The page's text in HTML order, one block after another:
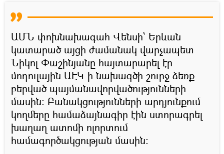
ԱՄՆ փոխնախագահ Վենսի՝ Երևան
կատարած այցի ժամանակ վարչապետ
Նիկոլ Փաշինյանը հայտարարել էր
մոդուլային ԱԷԿ-ի նախագծի շուրջ ձեռք
բերված պայմանավորվածությունների
մասին: Բանակցությունների արդյունքում
կողմերը համաձայնագիր էին ստորագրել
խաղաղ ատոմի ոլորտում
համագործակցության մասին: